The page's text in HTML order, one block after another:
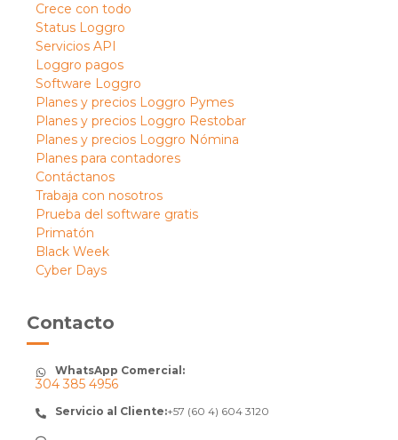
Crece con todo
Status Loggro
Servicios API
Loggro pagos
Software Loggro
Planes y precios Loggro Pymes
Planes y precios Loggro Restobar
Planes y precios Loggro Nómina
Planes para contadores
Contáctanos
Trabaja con nosotros
Prueba del software gratis
Primatón
Black Week
Cyber Days
Contacto
WhatsApp Comercial:
304 385 4956
Servicio al Cliente:+57 (60 4) 604 3120